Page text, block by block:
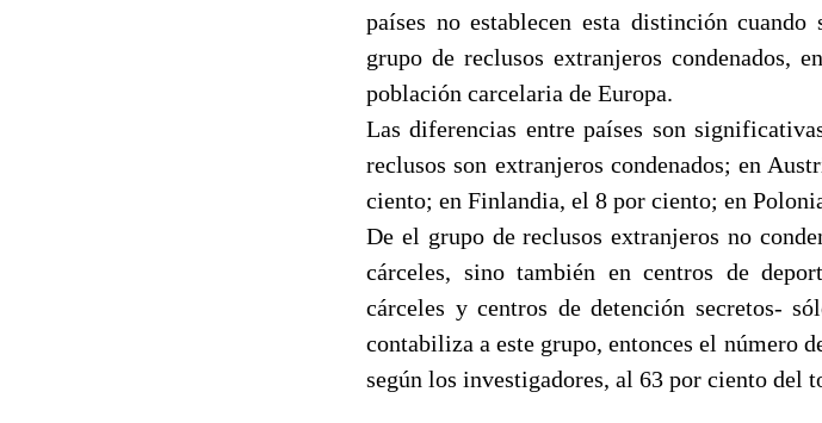
países no establecen esta distinción
grupo de reclusos extranjeros condenados,
población carcelaria de Europa.
Las diferencias entre países son
reclusos son extranjeros condenados; en
ciento; en Finlandia, el 8 por ciento; en
De el grupo de reclusos extranjeros no
cárceles, sino también en centros de
cárceles y centros de detención secretos-
contabiliza a este grupo, entonces el número
según los investigadores, al 63 por ciento del